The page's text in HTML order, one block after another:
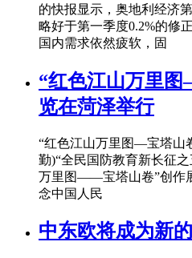
的快报显示，奥地利经济
略好于第一季度0.2%的修
国内需求依然疲软，固
“红色江山万里
览在菏泽举行
“红色江山万里图—宝塔山
勤)“全民国防教育新长征
万里图——宝塔山卷”创作
念中国人民
中东欧将成为新